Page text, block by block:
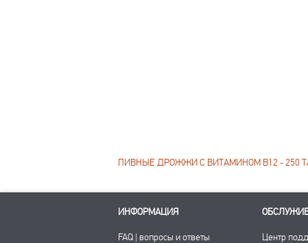
ПИВНЫЕ ДРОЖЖИ С ВИТАМИНОМ B12 - 250
ИНФОРМАЦИЯ
FAQ | вопросы и ответы Центр